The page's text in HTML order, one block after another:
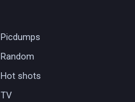
Picdumps
Random
Hot shots
TV